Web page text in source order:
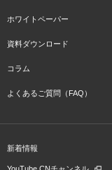
ホワイトペーパー
資料ダウンロード
コラム
よくあるご質問（FAQ）
新着情報